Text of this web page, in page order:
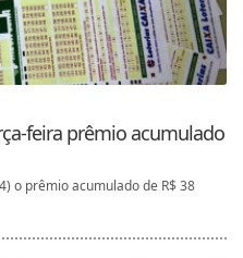
feira prêmio acumulado
o prêmio acumulado de R$ 38